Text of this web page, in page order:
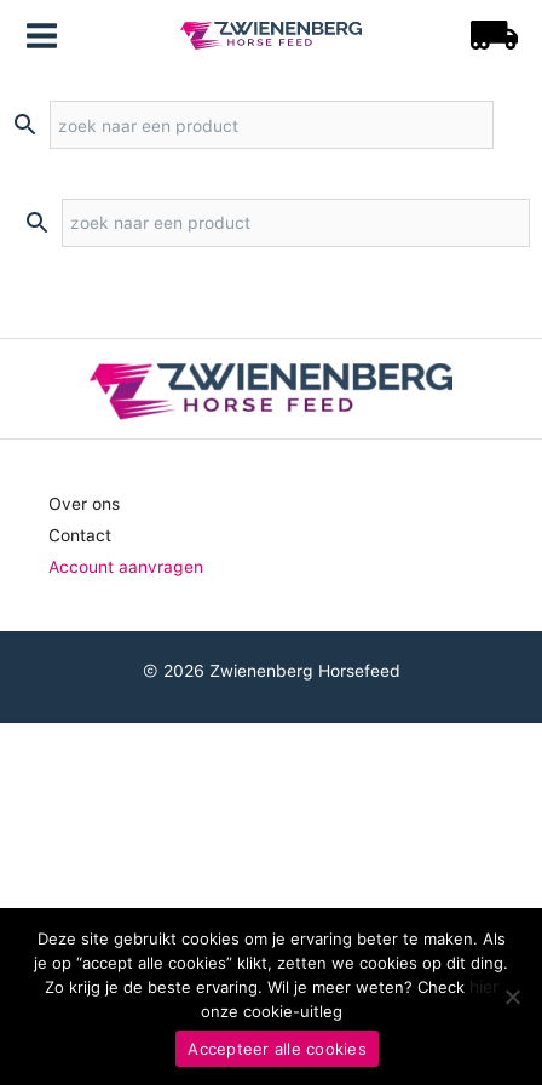
Over ons
Contact
Account aanvragen
© 2026 Zwienenberg Horsefeed
Deze site gebruikt cookies om je ervaring beter te maken. Als
je op “accept alle cookies” klikt, zetten we cookies op dit ding.
Zo krijg je de beste ervaring. Wil je meer weten? Check hier
onze cookie-uitleg
Accepteer alle cookies